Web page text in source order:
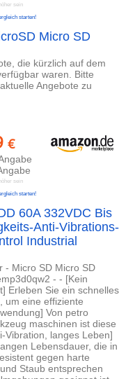
sein
starten!
Micro SD
die kürzlich auf dem
waren. Bitte
Angebote zu
€
sein
starten!
60A 332VDC Bis
Anti-Vibrations-
Industrial
- Micro SD Micro SD
- - [Kein
Erleben Sie ein schnelles
um eine effiziente
Von petro
maschinen ist diese
Vibration, langes Leben]
Lebensdauer, die in
gegen harte
Staub entsprechen